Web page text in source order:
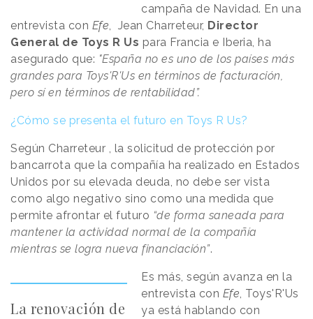
campaña de Navidad. En una
entrevista con Efe, Jean Charreteur, Director
General de Toys R Us para Francia e Iberia, ha
asegurado que: "España no es uno de los países más
grandes para Toys'R'Us en términos de facturación,
pero sí en términos de rentabilidad”.
¿Cómo se presenta el futuro en Toys R Us?
Según Charreteur , la solicitud de protección por
bancarrota que la compañía ha realizado en Estados
Unidos por su elevada deuda, no debe ser vista
como algo negativo sino como una medida que
permite afrontar el futuro “de forma saneada para
mantener la actividad normal de la compañía
mientras se logra nueva financiación”.
La renovación de
Es más, según avanza en la
entrevista con Efe, Toys'R'Us
ya está hablando con